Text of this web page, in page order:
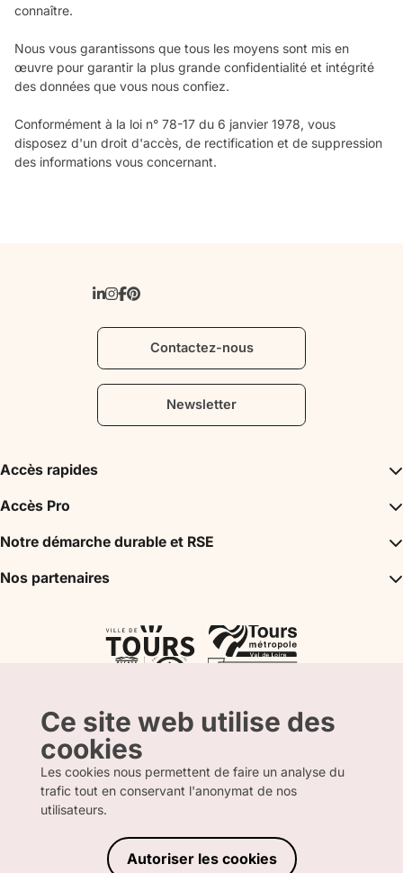
Ce site web utilise des
cookies
Les cookies nous permettent de faire un analyse du
trafic tout en conservant l'anonymat de nos
utilisateurs.
Autoriser les cookies
connaître.
Nous vous garantissons que tous les moyens sont mis en
œuvre pour garantir la plus grande confidentialité et intégrité
des données que vous nous confiez.
Conformément à la loi n° 78-17 du 6 janvier 1978, vous
disposez d'un droit d'accès, de rectification et de suppression
des informations vous concernant.
Contactez-nous
Newsletter
Accès rapides
Inspirations
Agenda
Tours City Pass
Accès Pro
Agence Réceptive / DMC
Espace Partenaire
Notre démarche durable et RSE
Un tourisme durable
Nos partenaires
CRT Centre Val de Loire
FRANCAIS ANGLAIS